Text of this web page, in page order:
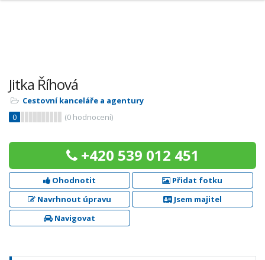
Jitka Říhová
Cestovní kanceláře a agentury
0
(0 hodnocení)
+420 539 012 451
Ohodnotit
Přidat fotku
Navrhnout úpravu
Jsem majitel
Navigovat